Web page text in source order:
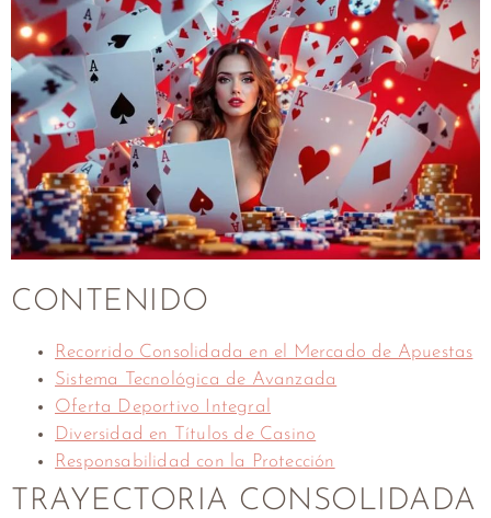
CONTENIDO
Recorrido Consolidada en el Mercado de Apuestas
Sistema Tecnológica de Avanzada
Oferta Deportivo Integral
Diversidad en Títulos de Casino
Responsabilidad con la Protección
TRAYECTORIA CONSOLIDADA